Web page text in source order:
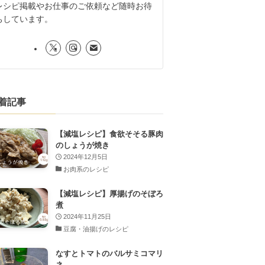
シピ掲載やお仕事のご依頼など随時お待
しています。
記事
【減塩レシピ】食欲そそる豚肉
のしょうが焼き
2024年12月5日
お肉系のレシピ
【減塩レシピ】厚揚げのそぼろ
煮
2024年11月25日
豆腐・油揚げのレシピ
なすとトマトのバルサミコマリ